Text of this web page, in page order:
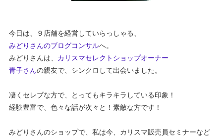
今日は、９店舗を経営していらっしゃる、
みどりさんのブログコンサルへ。
みどりさんは、 カリスマセレクトショップオーナー
青子さんの親友で、シンクロして出会いました。
凄くセレブな方で、とってもキラキラしている印象！
経験豊富で、色々な話が次々と！素敵な方です！
みどりさんのショップで、私は今、カリスマ販売員セミナーなど